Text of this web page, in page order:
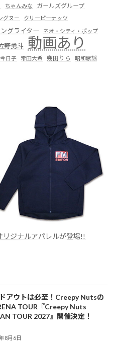
ちゃんみな ガールズグループ
グヌー クリーピーナッツ
グライター ネオ・シティ・ポップ
野勇斗 動画あり
日子 常田大希 幾田りら 昭和歌謡
リジナルアパレルが登場!!
アウトは必至！Creepy Nutsの
TOUR『Creepy Nuts
TOUR 2027』開催決定！
8月6日